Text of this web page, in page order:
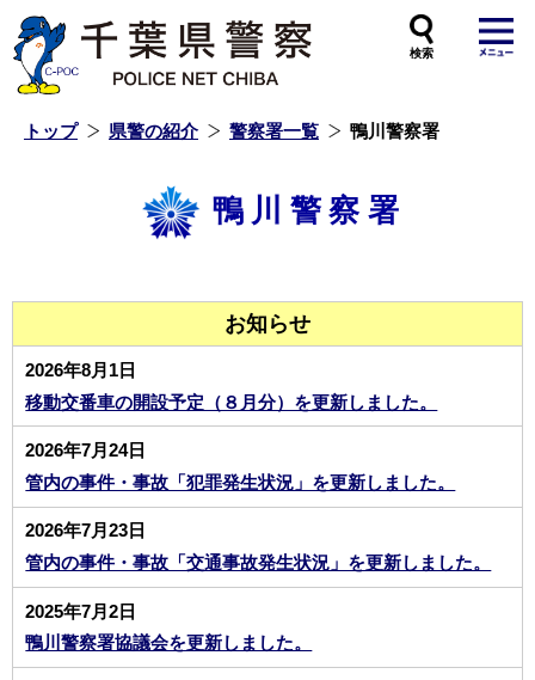
トップ 県警の紹介 警察署一覧 鴨川警察署
鴨川警察署
お知らせ
2026年8月1日
移動交番車の開設予定（８月分）を更新しました。
2026年7月24日
管内の事件・事故「犯罪発生状況」を更新しました。
2026年7月23日
管内の事件・事故「交通事故発生状況」を更新しました。
2025年7月2日
鴨川警察署協議会を更新しました。